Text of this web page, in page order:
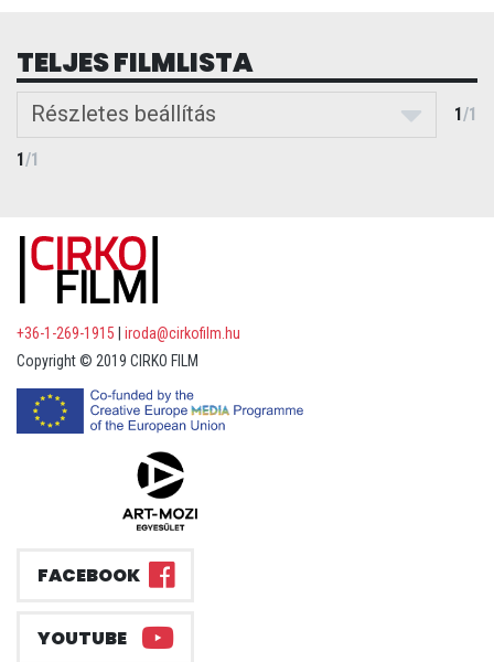
TELJES FILMLISTA
Részletes beállítás 1/1
1/1
+36-1-269-1915
iroda@cirkofilm.hu
Copyright © 2019 CIRKO FILM
FACEBOOK
YOUTUBE